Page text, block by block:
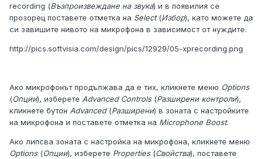
recording (Възпроизвеждане на звука) и в появилия се
прозорец поставете отметка на Select(Избор), като можете да
си завишите нивото на микрофона в зависимост от нуждите.
http://pics.softvisia.com/design/pics/12929/05-xprecording.png
Ако микрофонът продължава да е тих, кликнете меню Options
(Опции), изберете Advanced Controls(Разширени контроли),
кликнете бутон Advanced(Разширени) в зоната с настройките
на микрофона и поставете отметка на Microphone Boost.
Ако липсва зоната с настройка на микрофона, кликнете меню
Options(Опции), изберете Properties(Свойства), поставете